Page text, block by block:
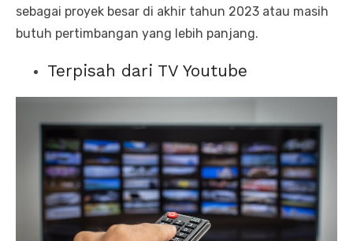
sebagai proyek besar di akhir tahun 2023 atau masih
butuh pertimbangan yang lebih panjang.
Terpisah dari TV Youtube